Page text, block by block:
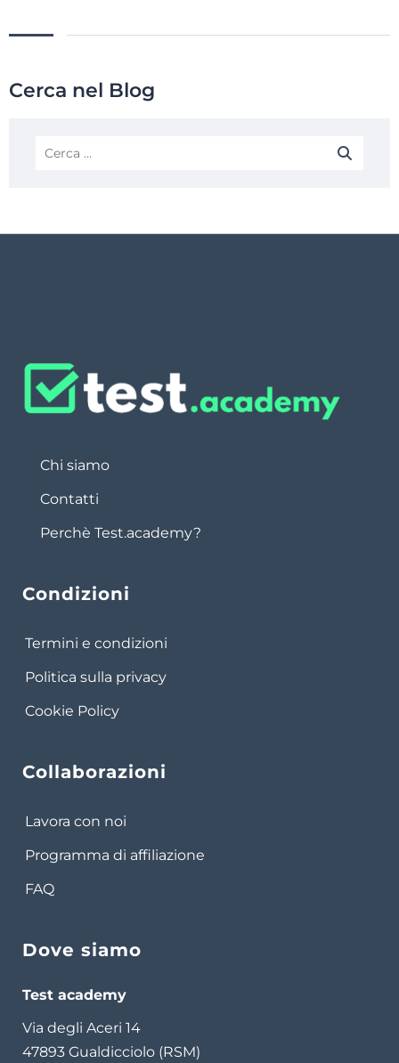
Cerca nel Blog
Chi siamo
Contatti
Perchè Test.academy?
Condizioni
Termini e condizioni
Politica sulla privacy
Cookie Policy
Collaborazioni
Lavora con noi
Programma di affiliazione
FAQ
Dove siamo
Test academy
Via degli Aceri 14
47893 Gualdicciolo (RSM)